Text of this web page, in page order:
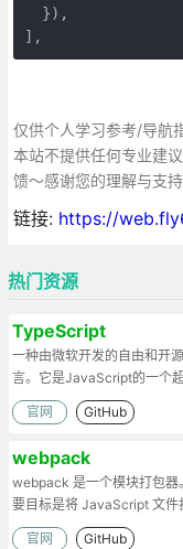
  }),
],
仅供个人学习参考/导航
本站不提供任何专业建
馈～感谢您的理解与支持
链接: https://
热门资源
TypeScript
一种由微软开发的自由和开
言。它是JavaScript的一个
官网 GitHub
webpack
webpack 是一个模块打包器
要目标是将 JavaScript 文件
起
官网 GitHub